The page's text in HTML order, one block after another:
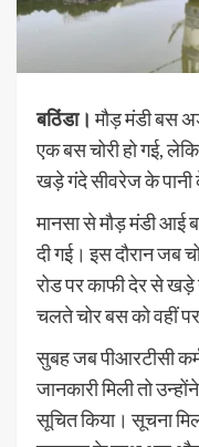
बठिंडा। मौड़ मंडी बस
एक बस चोरी हो गई,
खड़े गंदे सीवरेज के पानी
मानसा से मौड़ मंडी
दी गई। इस दौरान जब
रोड पर काफी देर से
चलते चोर बस को वहीं
सुबह जब पीआरटीसी
जानकारी मिली तो
सूचित किया। सूचना